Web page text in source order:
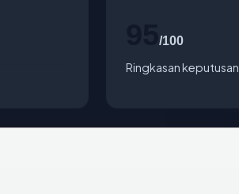
/100
Ringkasan keputusan